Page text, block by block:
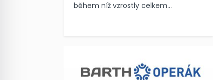
během níž vzrostly celkem...